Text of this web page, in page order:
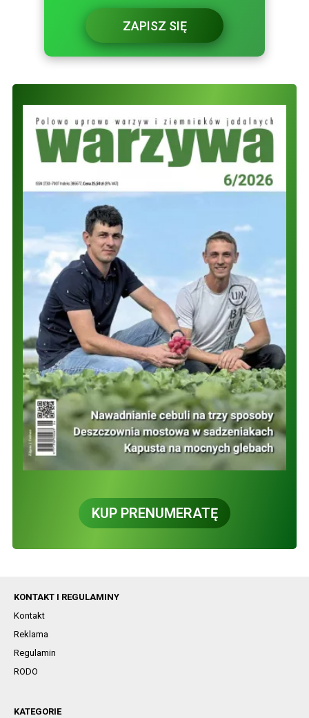
ZAPISZ SIĘ
KUP PRENUMERATĘ
KONTAKT I REGULAMINY
Kontakt
Reklama
Regulamin
RODO
KATEGORIE